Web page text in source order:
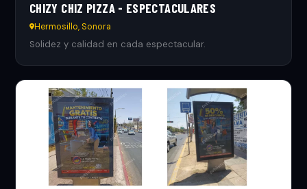
CHIZY CHIZ PIZZA - ESPECTACULARES
Hermosillo, Sonora
Solidez y calidad en cada espectacular.